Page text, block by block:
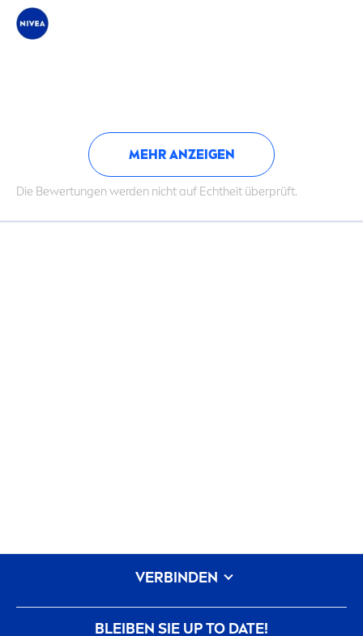
MEHR ANZEIGEN
Die Bewertungen werden nicht auf Echtheit überprüft.
BLEIBEN SIE UP TO DATE!
VERBINDEN